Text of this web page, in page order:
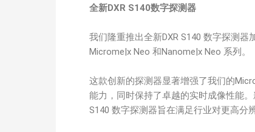
全新DXR S140数字探测器
我们隆重推出全新DXR S140 数字探测器
Microme|x Neo 和Nanome|x Neo 系列。
这款创新的探测器显著增强了我们的
能力，同时保持了卓越的实时成像性能。
S140 数字探测器旨在满足行业对更高分